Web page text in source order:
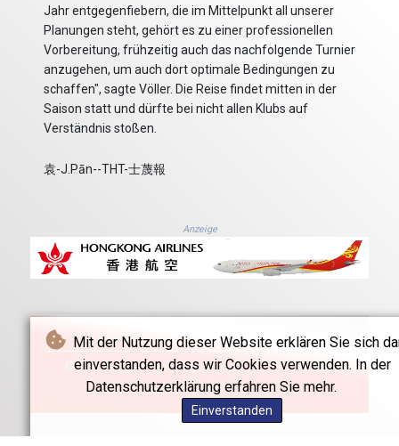
Mit der Nutzung dieser Website erklären Sie sich
einverstanden, dass wir Cookies verwenden. In der
Datenschutzerklärung erfahren Sie mehr.
Einverstanden
Jahr entgegenfiebern, die im Mittelpunkt all unserer
Planungen steht, gehört es zu einer professionellen
Vorbereitung, frühzeitig auch das nachfolgende Turnier
anzugehen, um auch dort optimale Bedingungen zu
schaffen", sagte Völler. Die Reise findet mitten in der
Saison statt und dürfte bei nicht allen Klubs auf
Verständnis stoßen.
袁-J.Pān--THT-士蔑報
Anzeige
© The Hong Kong Telegraph - 2026 - Alle Rechte
vorbehalten